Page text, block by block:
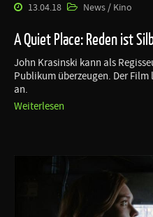
13.04.18 News / Kino
A Quiet Place: Reden ist
John Krasinski kann als
Publikum überzeugen. Der
an.
Weiterlesen